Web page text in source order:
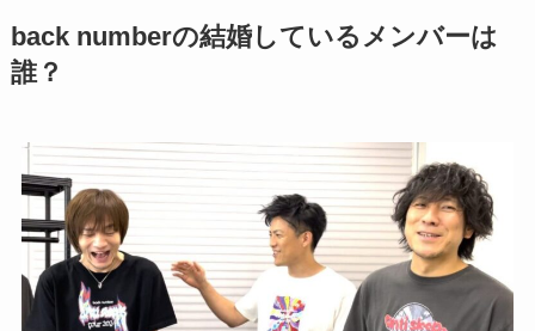
back numberの結婚しているメンバーは
誰？